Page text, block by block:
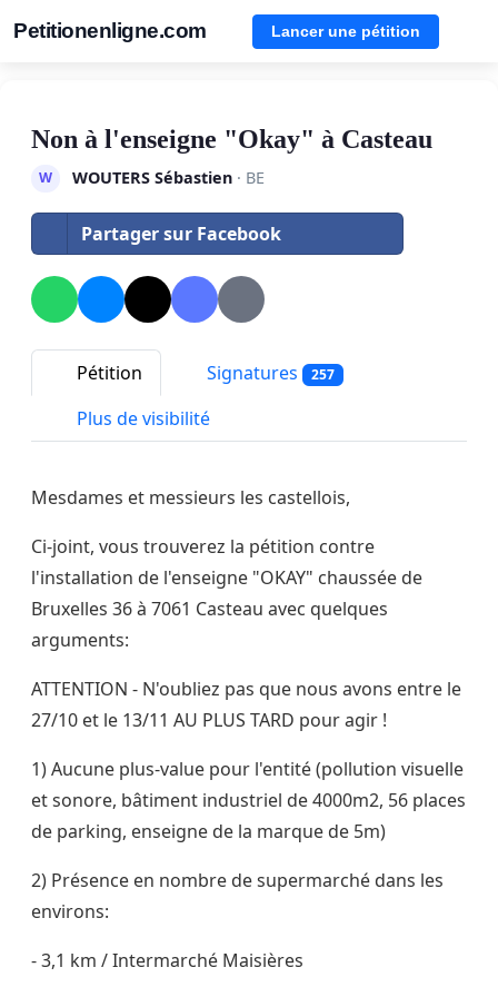
Petitionenligne.com Lancer une pétition
Non à l'enseigne "Okay" à Casteau
W WOUTERS Sébastien· BE
Partager sur Facebook
Pétition Signatures 257
Plus de visibilité
Mesdames et messieurs les castellois,
Ci-joint, vous trouverez la pétition contre
l'installation de l'enseigne "OKAY" chaussée de
Bruxelles 36 à 7061 Casteau avec quelques
arguments:
ATTENTION - N'oubliez pas que nous avons entre le
27/10 et le 13/11 AU PLUS TARD pour agir !
1) Aucune plus-value pour l'entité (pollution visuelle
et sonore, bâtiment industriel de 4000m2, 56 places
de parking, enseigne de la marque de 5m)
2) Présence en nombre de supermarché dans les
environs:
- 3,1 km / Intermarché Maisières